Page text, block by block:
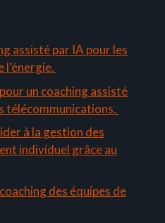
assisté par IA pour les
un coaching assisté
télécommunications.
à la gestion des
individuel grâce au
des équipes de